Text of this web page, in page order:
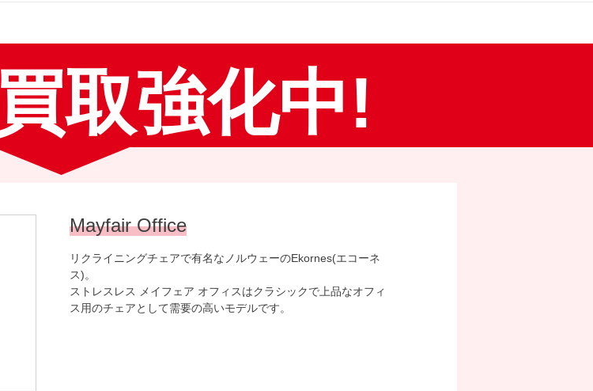
買取強化中!
Mayfair Office
リクライニングチェアで有名なノルウェーのEkornes(エコーネ
ス)。
ストレスレス メイフェア オフィスはクラシックで上品なオフィ
ス用のチェアとして需要の高いモデルです。